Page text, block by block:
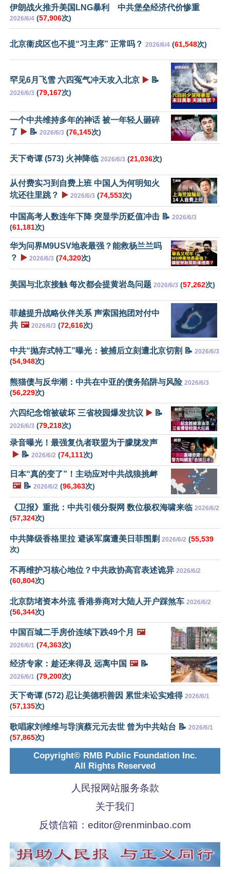
伊朗战火推升美国LNG暴利 中共堡垒经济代价惨重
2026/6/4 (57,906次)
北京衞戍区也不提“习主席” 正常吗？ 2026/6/4 (61,548次)
罕见6月飞雪 六四冤气冲天攻入北京 ▶️ 📝
2026/6/3 (79,167次)
一个中共维持多年的神话 被一年轻人砸碎
了 ▶️ 📝 2026/6/3 (76,145次)
天下奇谭 (573) 火神降临 2026/6/3 (21,036次)
从付费实习到自费上班 中国人为何明知火
坑还往里跳？
▶️ 2026/6/3 (74,553次)
中国高考人数连年下降 突显学历贬值冲击 📝 2026/6/3
(61,181次)
华为问界M9USV地表最强？能救杨兰兰吗
？
▶️ 2026/6/3 (74,320次)
美国与北京接触 每次都会提黄岩岛问题 2026/6/3 (57,262次)
菲越提升战略伙伴关系 声索国抱团对付中
共 🖼️ 2026/6/3 (72,616次)
中共“抛弃式特工”曝光：被捕后立刻遭北京切割 📝 2026/6/3
(54,948次)
熊猫债与反华潮：中共在中亚的债务陷阱与风险 2026/6/3
(56,229次)
六四纪念馆被破坏 三省校园爆发抗议 ▶️ 📝
2026/6/3 (79,218次)
录音曝光！最强复仇者联盟为于朦胧发声
▶️ 📝 2026/6/2 (74,111次)
日本“真的变了”！主动应对中共战狼挑衅
🖼️📝 2026/6/2 (96,363次)
《卫报》重批：中共引领分裂网 数位极权海啸来临 2026/6/2
(57,324次)
中共降级香格里拉 避谈军腐遭美日菲围剿 2026/6/2 (55,539
次)
不再维护习核心地位？中共政协高官表述诡异 2026/6/2
(60,804次)
北京防堵资本外流 香港券商对大陆人开户踩煞车 2026/6/2
(56,344次)
中国百城二手房价连续下跌49个月 🖼️
2026/6/1 (74,363次)
经济专家：趁还来得及 远离中国 🖼️📝
2026/6/1 (79,200次)
天下奇谭 (572) 忍让美德积善因 累世未讼实难得 2026/6/1
(57,135次)
歌唱家刘维维与导演蔡元元去世 曾为中共站台 📝 2026/6/1
(57,865次)
Copyright© RMB Public Foundation Inc.
All Rights Reserved
人民报网站服务条款
关于我们
反馈信箱： editor@renminbao.com